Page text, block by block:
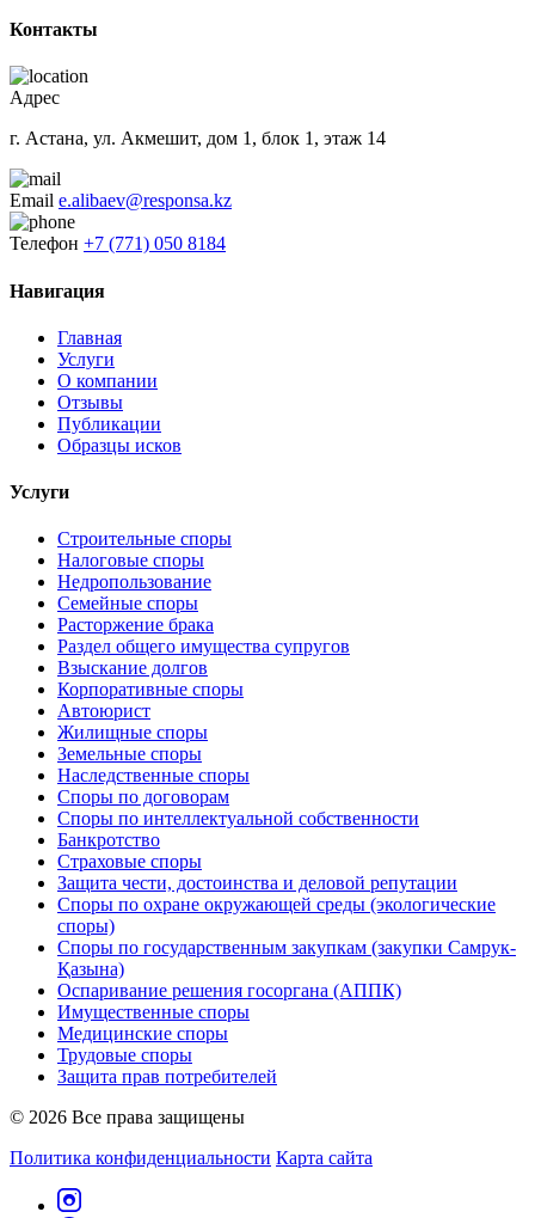
Контакты
Адрес
г. Астана, ул. Акмешит, дом 1, блок 1, этаж 14
Email e.alibaev@responsa.kz
Телефон +7 (771) 050 8184
Навигация
Главная
Услуги
О компании
Отзывы
Публикации
Образцы исков
Услуги
Строительные споры
Налоговые споры
Недропользование
Семейные споры
Расторжение брака
Раздел общего имущества супругов
Взыскание долгов
Корпоративные споры
Автоюрист
Жилищные споры
Земельные споры
Наследственные споры
Споры по договорам
Споры по интеллектуальной собственности
Банкротство
Страховые споры
Защита чести, достоинства и деловой репутации
Споры по охране окружающей среды (экологические
споры)
Споры по государственным закупкам (закупки Самрук-
Қазына)
Оспаривание решения госоргана (АППК)
Имущественные споры
Медицинские споры
Трудовые споры
Защита прав потребителей
© 2026 Все права защищены
Политика конфиденциальности Карта сайта